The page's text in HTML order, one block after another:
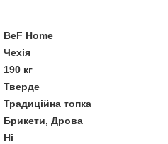
BeF Home
Чехія
190 кг
Тверде
Традиційна топка
Брикети, Дрова
Ні